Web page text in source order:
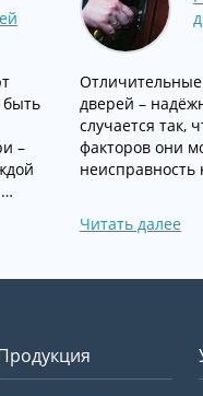
быть
–
дверей –
случается так,
факторов они
Читать далее